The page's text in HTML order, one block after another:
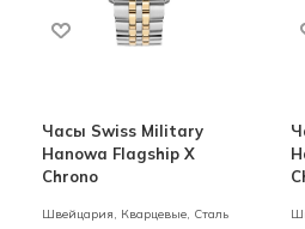
Часы Swiss Military
Hanowa Flagship X
Chrono
Швейцария, Кварцевые, Сталь